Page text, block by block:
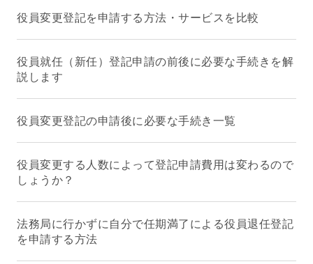
役員変更登記を申請する方法・サービスを比較
役員就任（新任）登記申請の前後に必要な手続きを解
説します
役員変更登記の申請後に必要な手続き一覧
役員変更する人数によって登記申請費用は変わるので
しょうか？
法務局に行かずに自分で任期満了による役員退任登記
を申請する方法